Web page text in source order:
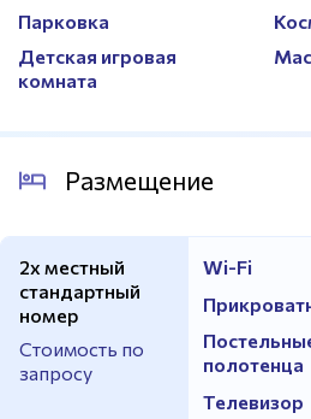
Парковка
Детская игровая
комната
Размещение
2х местный
стандартный
номер
Стоимость по
запросу
Wi-Fi
полотенца
Телевизор